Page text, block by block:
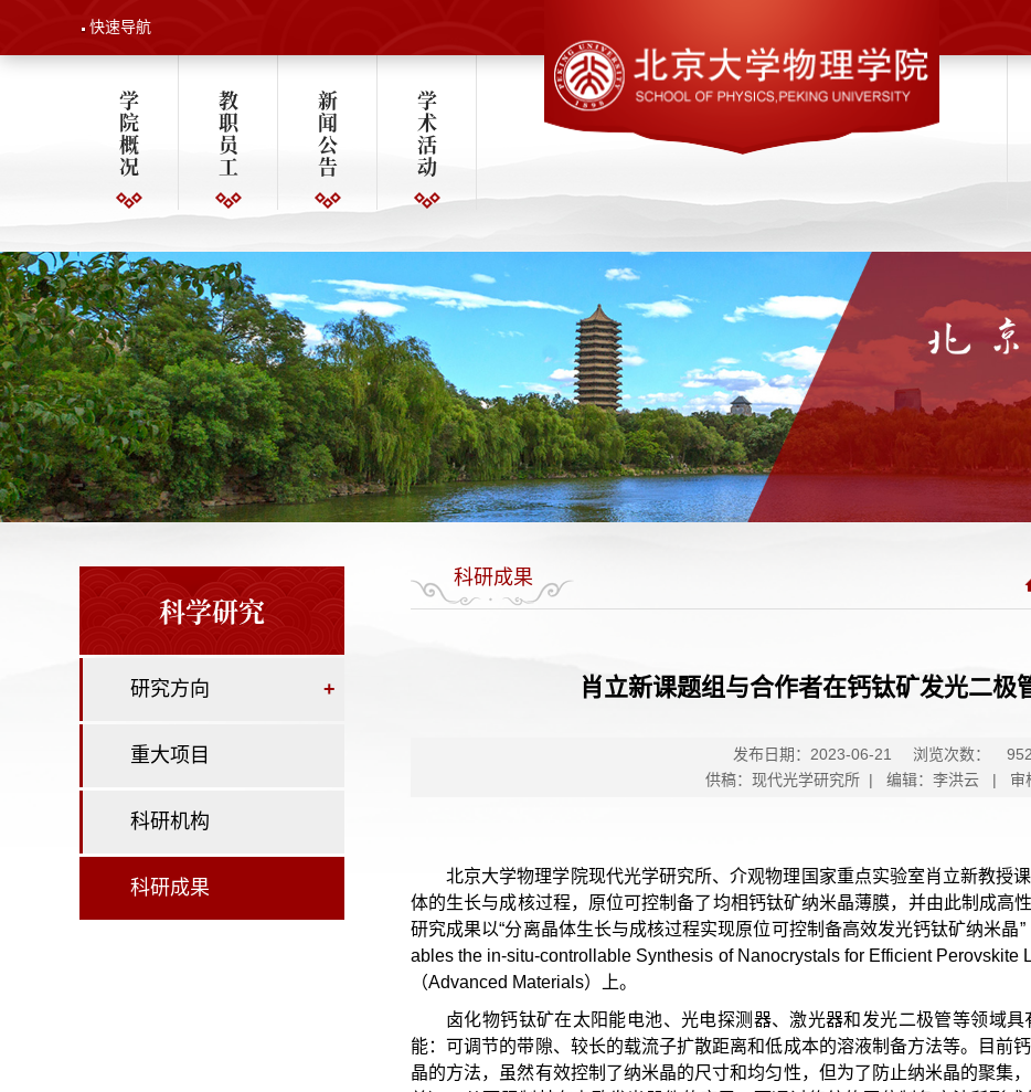
快速导航
学
院
概
况
教
职
员
工
新
闻
公
告
学
术
活
动
科学研究
研究方向 +
重大项目
科研机构
科研成果
科研成果
肖立新课题组与合作者在钙钛矿发光二极
发布日期：2023-06-21 浏览次数：
952
供稿：现代光学研究所 | 编辑：李洪云 | 审
北京大学物理学院现代光学研究所、介观物理国家重点实验室肖立新教授
体的生长与成核过程，原位可控制备了均相钙钛矿纳米晶薄膜，并由此制成高
研究成果以“分离晶体生长与成核过程实现原位可控制备高效发光钙钛矿纳米晶
ables the in-situ-controllable Synthesis of Nanocrystals for Efficient Perovskite
（Advanced Materials）上。
卤化物钙钛矿在太阳能电池、光电探测器、激光器和发光二极管等领域
能：可调节的带隙、较长的载流子扩散距离和低成本的溶液制备方法等。目前
晶的方法，虽然有效控制了纳米晶的尺寸和均匀性，但为了防止纳米晶的聚集